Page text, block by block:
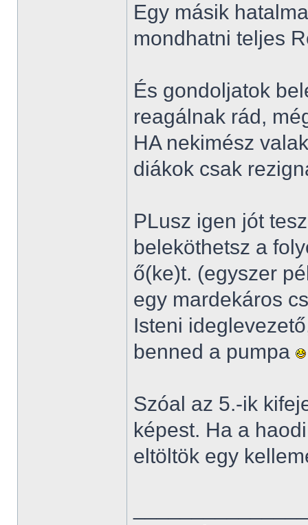
Egy másik
mondhatni teljes
És gondoljatok
reagálnak rád,
HA nekimész
diákok csak
PLusz igen jót
beleköthetsz a
ő(ke)t. (egyszer
egy mardekáros
Isteni
benned a pumpa
Szóal az 5.-ik
képest. Ha a
eltöltök egy